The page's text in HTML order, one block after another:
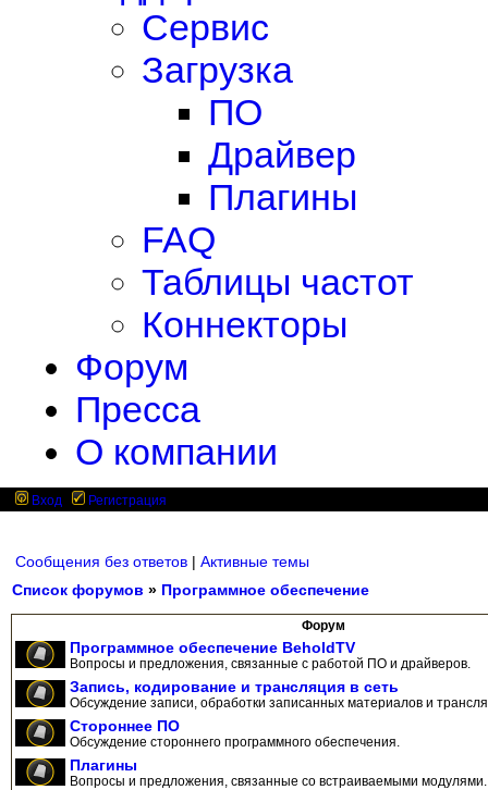
Сервис
Загрузка
ПО
Драйвер
Плагины
FAQ
Таблицы частот
Коннекторы
Форум
Пресса
О компании
Вход Регистрация
Сообщения без ответов | Активные темы
Список форумов » Программное обеспечение
Форум
Программное обеспечение BeholdTV
Вопросы и предложения, связанные с работой ПО и драйверов.
Запись, кодирование и трансляция в сеть
Обсуждение записи, обработки записанных материалов и
Стороннее ПО
Обсуждение стороннего программного обеспечения.
Плагины
Вопросы и предложения, связанные со встраиваемыми модулями.